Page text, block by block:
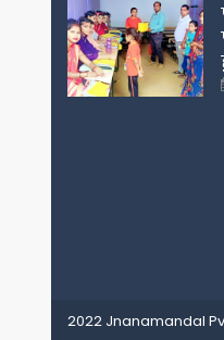
2022 Jnanamandal